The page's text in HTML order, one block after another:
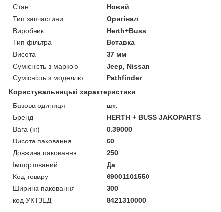
Стан
Новий
Тип запчастини
Оригінал
Виробник
Herth+Buss
Тип фільтра
Вставка
Висота
37 мм
Сумісність з маркою
Jeep, Nissan
Сумісність з моделлю
Pathfinder
Користувальницькі характеристики
Базова одиниця
шт.
Бренд
HERTH + BUSS JAKOPARTS
Вага (кг)
0.39000
Висота паковання
60
Довжина паковання
250
Імпортований
Да
Код товару
69001101550
Ширина паковання
300
код УКТЗЕД
8421310000